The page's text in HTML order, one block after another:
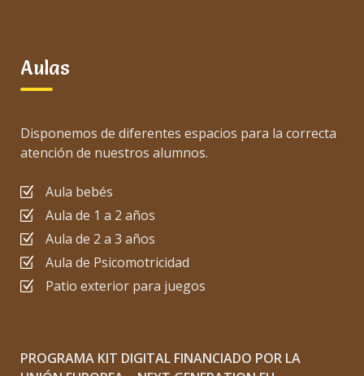
Aulas
Disponemos de diferentes espacios para la correcta
atención de nuestros alumnos.
Aula bebés
Aula de 1 a 2 años
Aula de 2 a 3 años
Aula de Psicomotricidad
Patio exterior para juegos
PROGRAMA KIT DIGITAL FINANCIADO POR LA